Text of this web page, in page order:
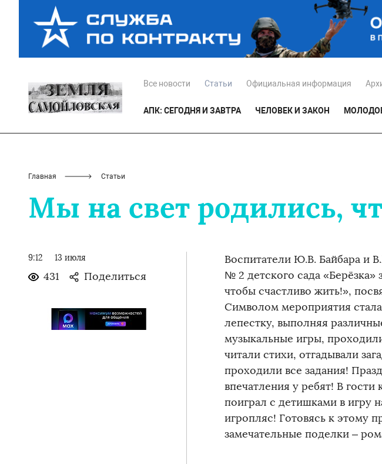
Все новости Статьи Официальная информация
АПК: СЕГОДНЯ И ЗАВТРА ЧЕЛОВЕК И ЗАКОН
Главная Статьи
Мы на свет родились,
9:12 13 июля
431 Поделиться
Воспитатели Ю.В. Байбара и
№ 2 детского сада
чтобы счастливо жить!»,
Символом мероприятия
лепестку, выполняя
музыкальные игры,
читали стихи, отгадывали
проходили все задания!
впечатления у ребят! В
поиграл с детишками в игру
игропляс! Готовясь к этому
замечательные поделки –